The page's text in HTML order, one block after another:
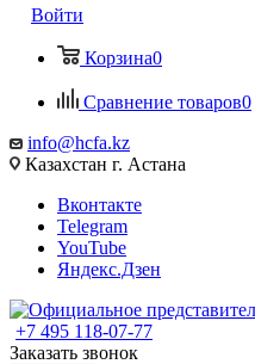
Войти
Корзина0
Сравнение товаров0
info@hcfa.kz
Казахстан г. Астана
Вконтакте
Telegram
YouTube
Яндекс.Дзен
+7 495 118-07-77
Заказать звонок